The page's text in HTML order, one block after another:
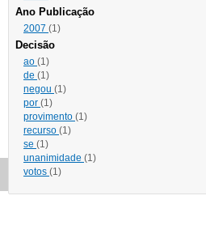
Ano Publicação
2007 (1)
Decisão
ao (1)
de (1)
negou (1)
por (1)
provimento (1)
recurso (1)
se (1)
unanimidade (1)
votos (1)